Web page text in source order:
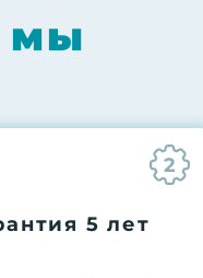
нагрузкой в
мы
2
5 лет